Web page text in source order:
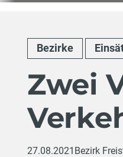
Bezirke
Zwei
27.08.2021 Bezirk